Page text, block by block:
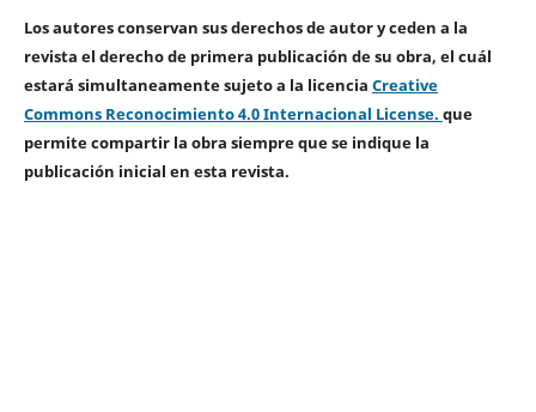
Los autores conservan sus derechos de autor y ceden a la
revista el derecho de primera publicación de su obra, el cuál
estará simultaneamente sujeto a la licencia Creative
Commons Reconocimiento 4.0 Internacional License. que
permite compartir la obra siempre que se indique la
publicación inicial en esta revista.